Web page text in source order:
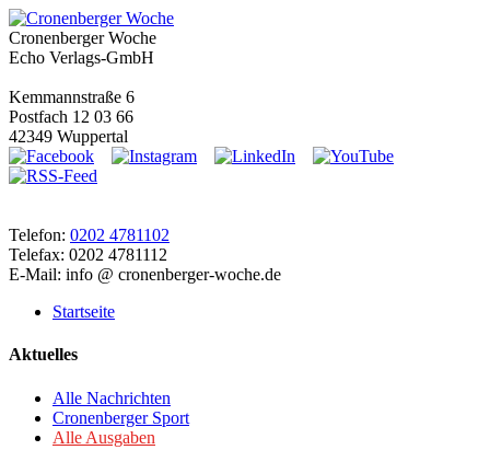
Cronenberger Woche
Echo Verlags-GmbH
Kemmannstraße 6
Postfach 12 03 66
42349 Wuppertal
Telefon: 0202 4781102
Telefax: 0202 4781112
E-Mail: info @ cronenberger-woche.de
Startseite
Aktuelles
Alle Nachrichten
Cronenberger Sport
Alle Ausgaben